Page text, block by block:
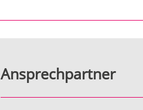
Ansprechpartner